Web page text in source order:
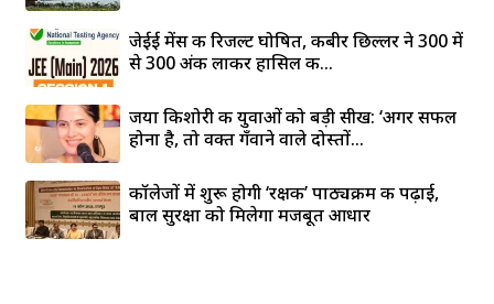
जेईई मेंस की रिजल्ट घोषित, कबीर छिल्लर ने 300 में
से 300 अंक लाकर हासिल की...
जया किशोरी की युवाओं को बड़ी सीख: ‘अगर सफल
होना है, तो वक्त गँवाने वाले दोस्तों...
कॉलेजों में शुरू होगी ‘रक्षक’ पाठ्यक्रम की पढ़ाई,
बाल सुरक्षा को मिलेगा मजबूत आधार